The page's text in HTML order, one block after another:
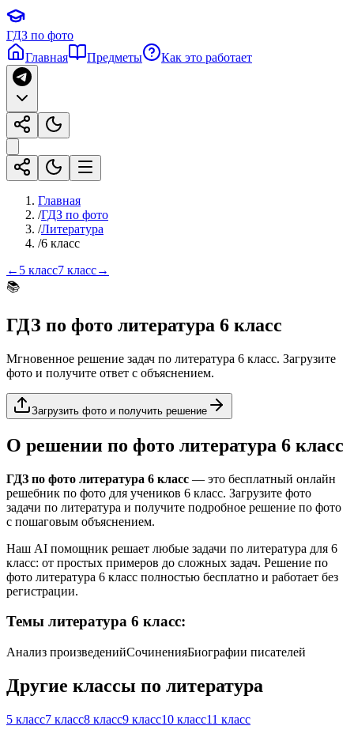
ГДЗ по фото
Главная
Предметы Как это работает
Главная
/ГДЗ по фото
/Литература
/6 класс
← 5 класс7 класс→
📚
ГДЗ по фото литература 6 класс
Мгновенное решение задач по литература 6 класс. Загрузите
фото и получите ответ с объяснением.
Загрузить фото и получить решение
О решении по фото литература 6 класс
ГДЗ по фото литература 6 класс — это бесплатный онлайн
решебник по фото для учеников 6 класс. Загрузите фото
задачи по литература и получите подробное решение по фото
с пошаговым объяснением.
Наш AI помощник решает любые задачи по литература для 6
класс: от простых примеров до сложных задач. Решение по
фото литература 6 класс полностью бесплатно и работает без
регистрации.
Темы литература 6 класс:
Анализ произведенийСочиненияБиографии писателей
Другие классы по литература
5 класс7 класс8 класс9 класс10 класс11 класс